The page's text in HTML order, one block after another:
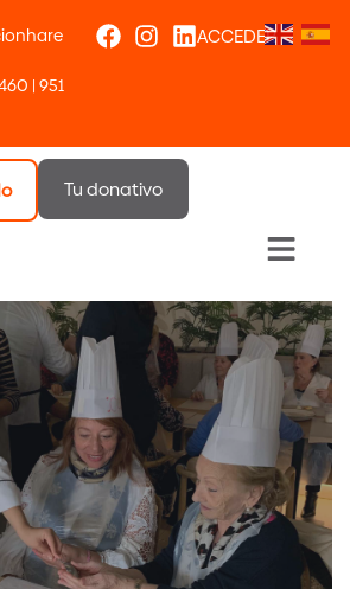
| 951
ACCEDER
Tu donativo
Menú